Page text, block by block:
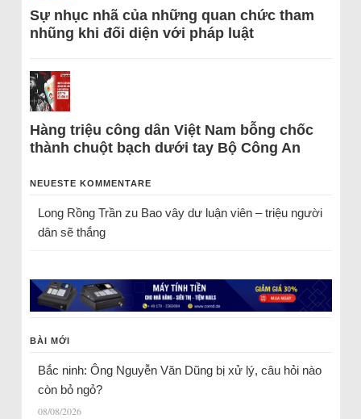
Sự nhục nhã của những quan chức tham
nhũng khi đối diện với pháp luật
Hàng triệu công dân Việt Nam bỗng chốc
thành chuột bạch dưới tay Bộ Công An
NEUESTE KOMMENTARE
Long Rồng Trầnzu Bao vây dư luận viên – triệu người
dân sẽ thắng
BÀI MỚI
Bắc ninh: Ông Nguyễn Văn Dũng bị xử lý, câu hỏi nào
còn bỏ ngỏ?
08/08/2026